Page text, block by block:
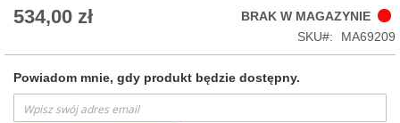
534,00 zł
BRAK W MAGAZYNIE
SKU
MA69209
Powiadom mnie, gdy produkt będzie dostępny.